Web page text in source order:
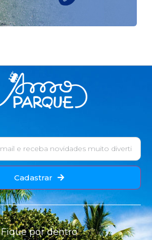
Cadastrar
Fique por dentro